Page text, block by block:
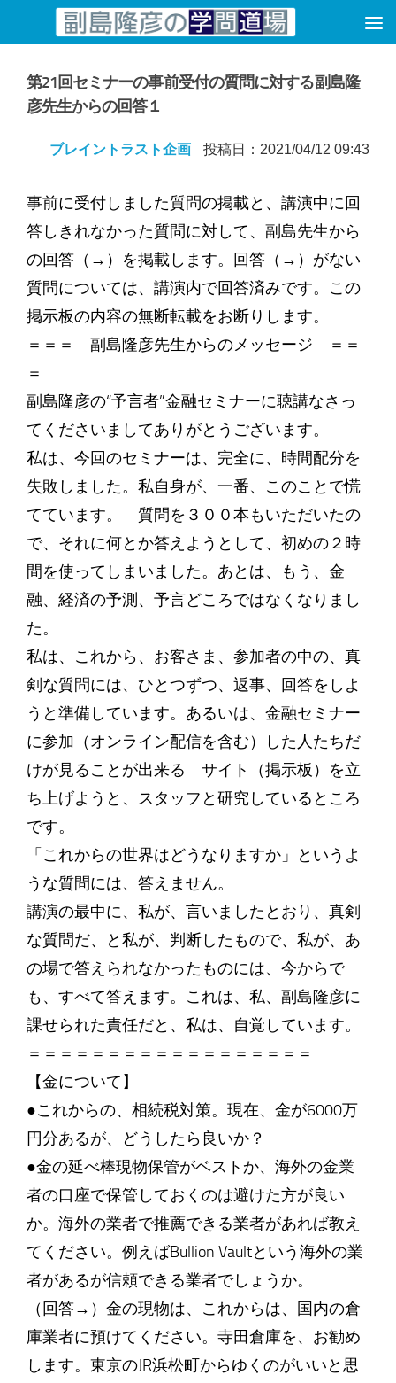
コンテンツへスキップ
第21回セミナーの事前受付の質問に対する副島隆
彦先生からの回答１
ブレイントラスト企画 投稿日：2021/04/12 09:43
事前に受付しました質問の掲載と、講演中に回
答しきれなかった質問に対して、副島先生から
の回答（→）を掲載します。回答（→）がない
質問については、講演内で回答済みです。この
掲示板の内容の無断転載をお断りします。
＝＝＝ 副島隆彦先生からのメッセージ ＝＝
＝
副島隆彦の“予言者”金融セミナーに聴講なさっ
てくださいましてありがとうございます。
私は、今回のセミナーは、完全に、時間配分を
失敗しました。私自身が、一番、このことで慌
てています。 質問を３００本もいただいたの
で、それに何とか答えようとして、初めの２時
間を使ってしまいました。あとは、もう、金
融、経済の予測、予言どころではなくなりまし
た。
私は、これから、お客さま、参加者の中の、真
剣な質問には、ひとつずつ、返事、回答をしよ
うと準備しています。あるいは、金融セミナー
に参加（オンライン配信を含む）した人たちだ
けが見ることが出来る サイト（掲示板）を立
ち上げようと、スタッフと研究しているところ
です。
「これからの世界はどうなりますか」というよ
うな質問には、答えません。
講演の最中に、私が、言いましたとおり、真剣
な質問だ、と私が、判断したもので、私が、あ
の場で答えられなかったものには、今からで
も、すべて答えます。これは、私、副島隆彦に
課せられた責任だと、私は、自覚しています。
＝＝＝＝＝＝＝＝＝＝＝＝＝＝＝＝＝＝
【金について】
●これからの、相続税対策。現在、金が6000万
円分あるが、どうしたら良いか？
●金の延べ棒現物保管がベストか、海外の金業
者の口座で保管しておくのは避けた方が良い
か。海外の業者で推薦できる業者があれば教え
てください。例えばBullion Vaultという海外の業
者があるが信頼できる業者でしょうか。
（回答→）金の現物は、これからは、国内の倉
庫業者に預けてください。寺田倉庫を、お勧め
します。東京のJR浜松町からゆくのがいいと思